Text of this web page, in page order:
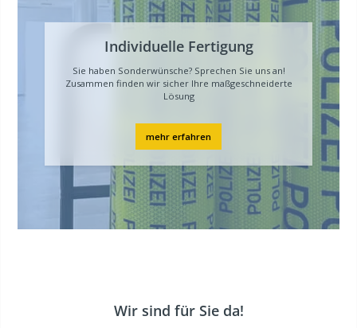
Individuelle Fertigung
Sie haben Sonderwünsche? Sprechen Sie uns an!
Zusammen finden wir sicher Ihre maßgeschneiderte
Lösung
mehr erfahren
Wir sind für Sie da!